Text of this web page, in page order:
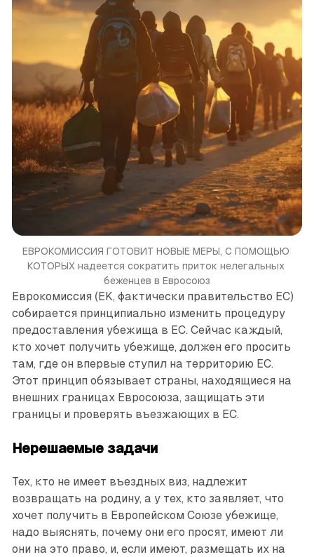
ЕВРОКОМИССИЯ ГОТОВИТ НОВЫЕ МЕРЫ, С ПОМОЩЬЮ
КОТОРЫХ надеется сократить приток нелегальных
беженцев в Евросоюз
Еврокомиссия (EK, фактически правительство ЕС)
собирается принципиально изменить процедуру
предоставления убежища в ЕС. Сейчас каждый,
кто хочет получить убежище, должен его просить
там, где он впервые ступил на территорию ЕС.
Этот принцип обязывает страны, находящиеся на
внешних границах Евросоюза, защищать эти
границы и проверять въезжающих в ЕС.
Нерешаемые задачи
Тех, кто не имеет въездных виз, надлежит
возвращать на родину, а у тех, кто заявляет, что
хочет получить в Европейском Союзе убежище,
надо выяснять, почему они его просят, имеют ли
они на это право, и, если имеют, размещать их на